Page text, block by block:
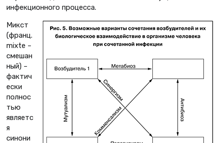
инфекционного процесса.
Микст
(франц.
mixte –
смешан
ный) –
фактич
ески
полнос
тью
являетс
я
синони